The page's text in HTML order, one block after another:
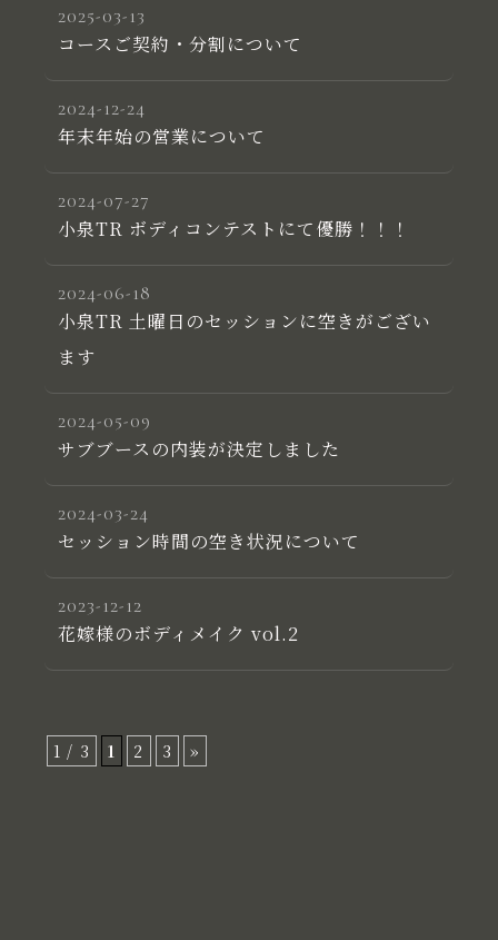
2025-03-13
コースご契約・分割について
2024-12-24
年末年始の営業について
2024-07-27
小泉TR ボディコンテストにて優勝！！！
2024-06-18
小泉TR 土曜日のセッションに空きがござい
ます
2024-05-09
サブブースの内装が決定しました
2024-03-24
セッション時間の空き状況について
2023-12-12
花嫁様のボディメイク vol.2
1 / 3 1 2 3 »